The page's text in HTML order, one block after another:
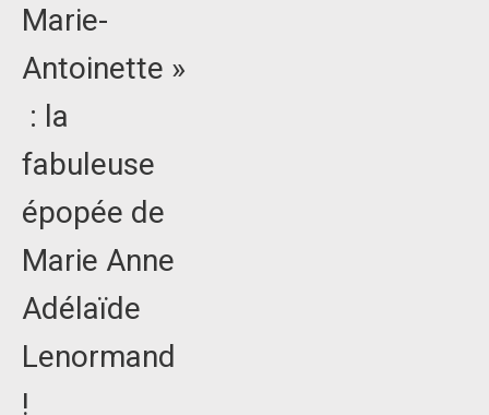
Marie-
Antoinette »
: la
fabuleuse
épopée de
Marie Anne
Adélaïde
Lenormand
!